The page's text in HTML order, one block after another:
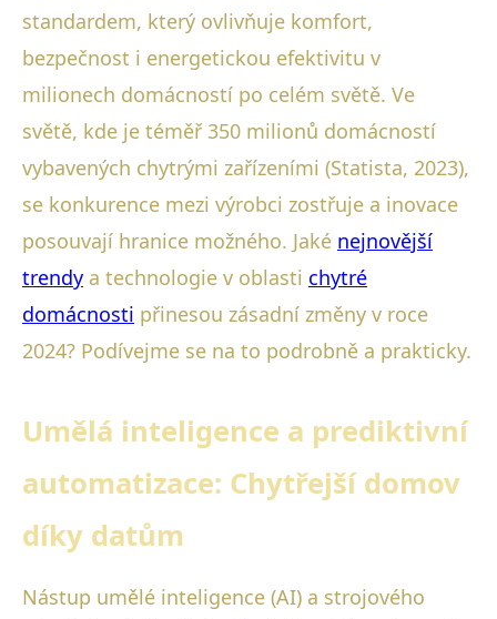
standardem, který ovlivňuje komfort,
bezpečnost i energetickou efektivitu v
milionech domácností po celém světě. Ve
světě, kde je téměř 350 milionů domácností
vybavených chytrými zařízeními (Statista, 2023),
se konkurence mezi výrobci zostřuje a inovace
posouvají hranice možného. Jaké nejnovější
trendy a technologie v oblasti chytré
domácnosti přinesou zásadní změny v roce
2024? Podívejme se na to podrobně a prakticky.
Umělá inteligence a prediktivní
automatizace: Chytřejší domov
díky datům
Nástup umělé inteligence (AI) a strojového